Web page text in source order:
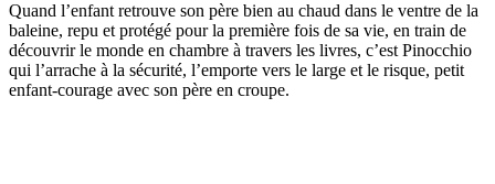
Quand l’enfant retrouve son père bien au chaud dans le ventre de la
baleine, repu et protégé pour la première fois de sa vie, en train de
découvrir le monde en chambre à travers les livres, c’est Pinocchio
qui l’arrache à la sécurité, l’emporte vers le large et le risque, petit
enfant-courage avec son père en croupe.